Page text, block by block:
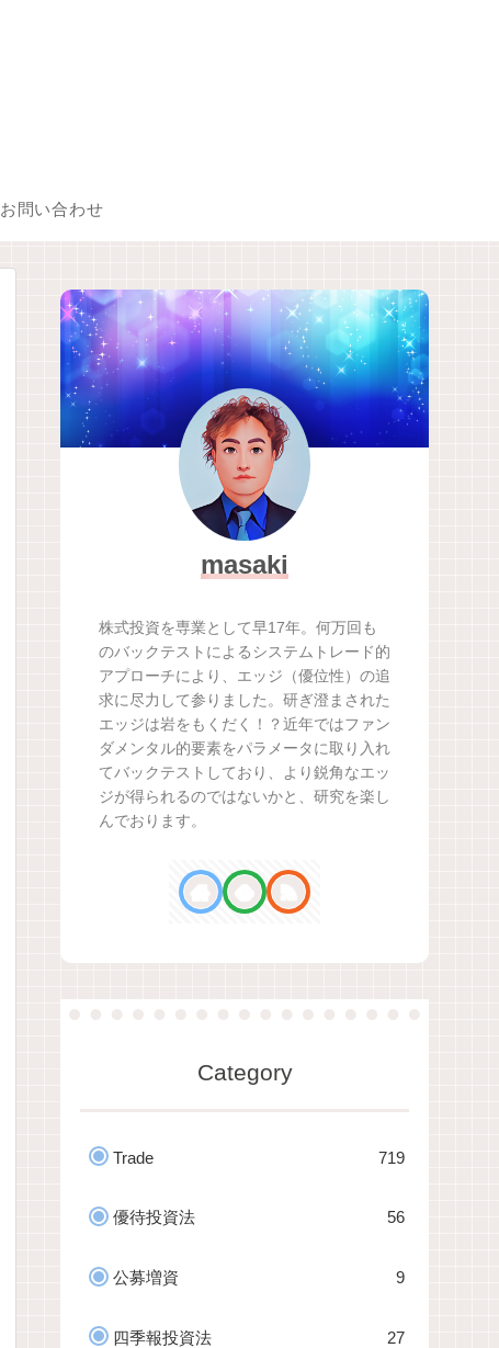
お問い合わせ
masaki
株式投資を専業として早17年。何万回も
のバックテストによるシステムトレード的
アプローチにより、エッジ（優位性）の追
求に尽力して参りました。研ぎ澄まされた
エッジは岩をもくだく！？近年ではファン
ダメンタル的要素をパラメータに取り入れ
てバックテストしており、より鋭角なエッ
ジが得られるのではないかと、研究を楽し
んでおります。
Category
Trade 719
優待投資法 56
公募増資 9
四季報投資法 27